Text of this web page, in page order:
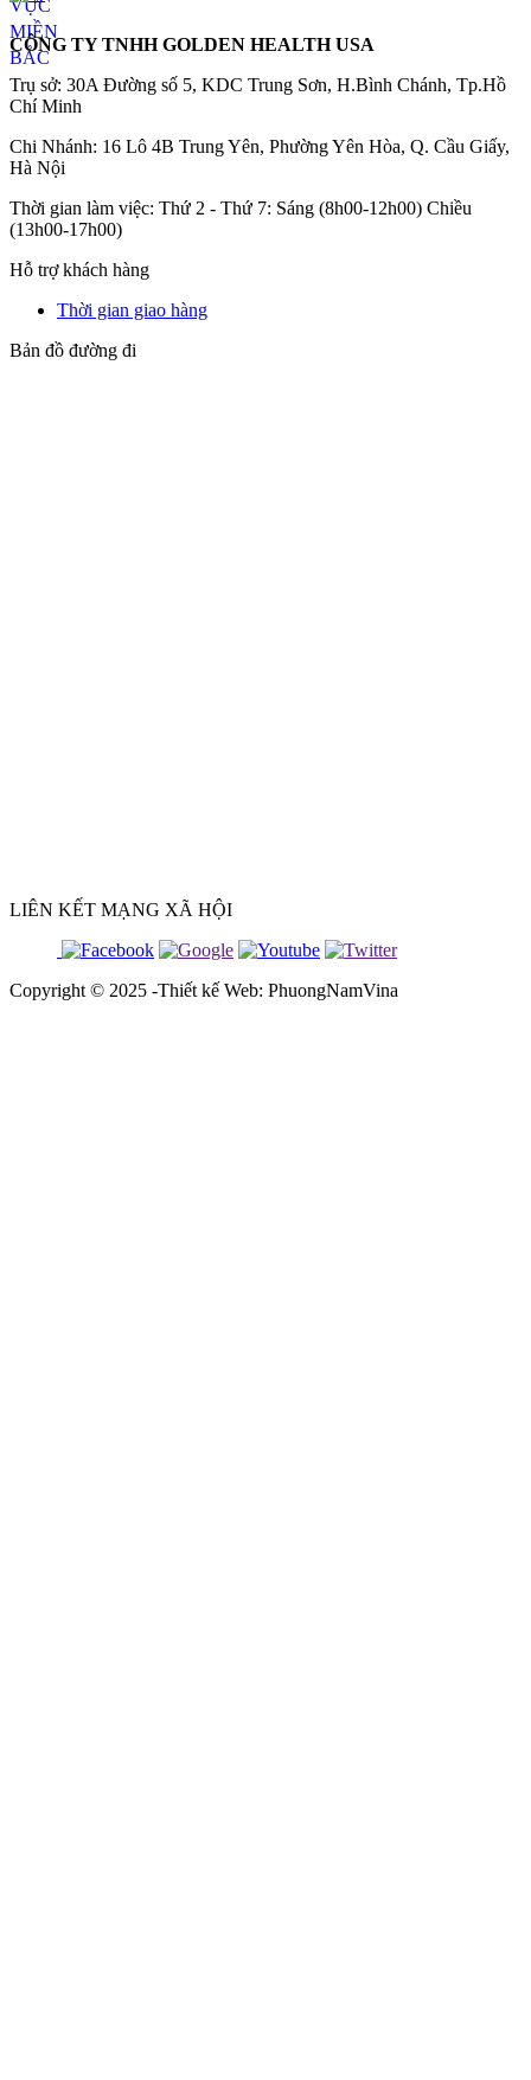
CÔNG TY TNHH GOLDEN HEALTH USA
Trụ sở: 30A Đường số 5, KDC Trung Sơn, H.Bình Chánh, Tp.Hồ
Chí Minh
Chi Nhánh: 16 Lô 4B Trung Yên, Phường Yên Hòa, Q. Cầu Giấy,
Hà Nội
Thời gian làm việc: Thứ 2 - Thứ 7: Sáng (8h00-12h00) Chiều
(13h00-17h00)
Hỗ trợ khách hàng
Thời gian giao hàng
Bản đồ đường đi
LIÊN KẾT MẠNG XÃ HỘI
Copyright © 2025 -Thiết kế Web: PhuongNamVina